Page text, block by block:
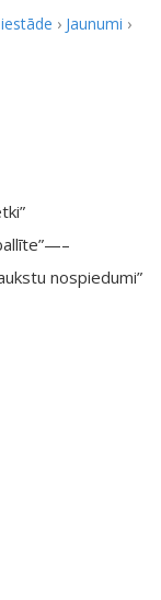
› Jaunumi ›
nospiedumi”